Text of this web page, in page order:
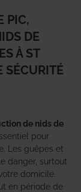
PIC,
DE
À ST
SÉCURITÉ
de nids de
pour
Les guêpes et
danger, surtout
domicile.
en période de